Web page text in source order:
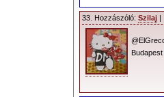
33. Hozzászóló: Szilaj |
Budapest